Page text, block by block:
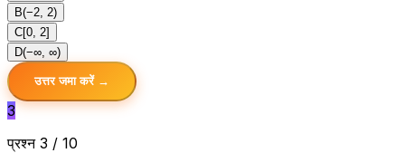
B(−2, 2)
C[0, 2]
D(−∞, ∞)
उत्तर जमा करें →
3
प्रश्न 3 / 10